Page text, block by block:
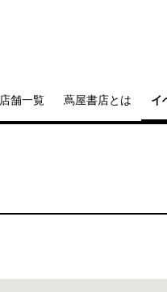
店舗一覧 蔦屋書店とは イ